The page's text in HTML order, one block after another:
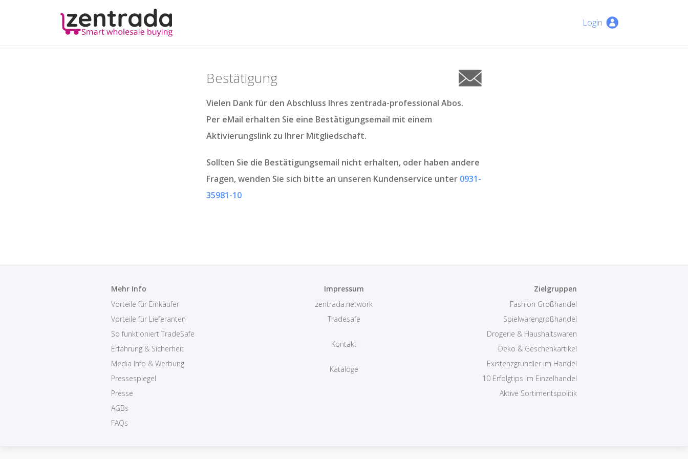
Bestätigung
Vielen Dank für den Abschluss Ihres zentrada-professional Abos.
Per eMail erhalten Sie eine Bestätigungsemail mit einem
Aktivierungslink zu Ihrer Mitgliedschaft.
Sollten Sie die Bestätigungsemail nicht erhalten, oder haben andere
Fragen, wenden Sie sich bitte an unseren Kundenservice unter 0931-
35981-10
Mehr Info
Vorteile für Einkäufer
Vorteile für Lieferanten
So funktioniert TradeSafe
Erfahrung & Sicherheit
Media Info & Werbung
Pressespiegel
Presse
AGBs
FAQs
Impressum
zentrada.network
Tradesafe
Kontakt
Kataloge
Zielgruppen
Fashion Großhandel
Spielwarengroßhandel
Drogerie & Haushaltswaren
Deko & Geschenkartikel
Existenzgründler im Handel
10 Erfolgtips im Einzelhandel
Aktive Sortimentspolitik
Login